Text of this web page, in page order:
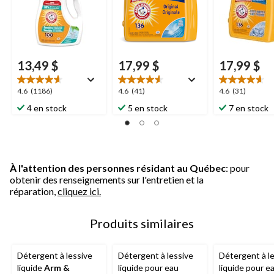
13,49 $
4.6 (1186)
4.6
étoile(s)
sur
4 en stock
17,99 $
4.6 (41)
4.6
étoile(s)
sur
5.
5 en stock
17,99 $
4.6 (31)
4.6
étoile(s)
sur
7 en stock
À l'attention des personnes résidant au Québec: pour
obtenir des renseignements sur l'entretien et la
réparation, cliquez ici.
Produits similaires
Détergent à lessive
liquideArm &
Détergent à lessive
liquide pour eau
Détergent à
liquide pour